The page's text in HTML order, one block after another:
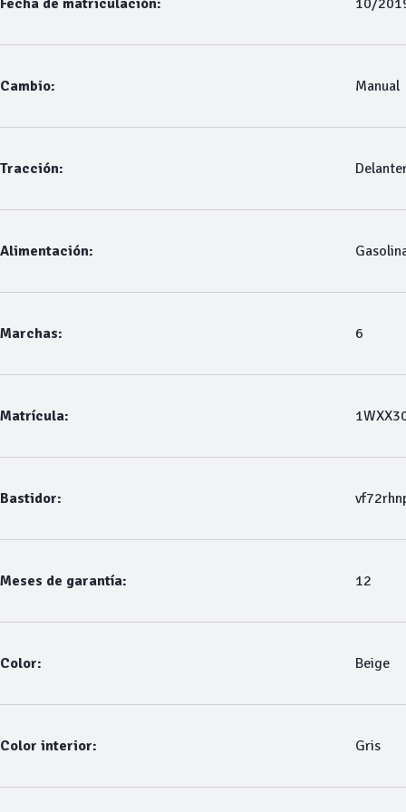
Fecha de matriculación: 10/
Cambio: Manual
Tracción:
Alimentación:
Marchas: 6
Matrícula:
Bastidor:
Meses de garantía: 12
Color: Beige
Color interior: Gris